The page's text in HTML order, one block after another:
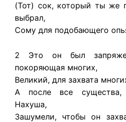
(Тот) сок, который ты же
выбрал,
Сому для подобающего
2 Это он был
покоряющая многих,
Великий, для захвата
А после все существа,
Нахуша,
Зашумели, чтобы он